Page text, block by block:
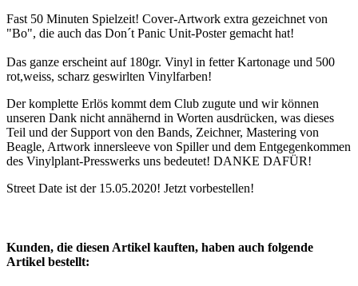
Fast 50 Minuten Spielzeit! Cover-Artwork extra gezeichnet von
"Bo", die auch das Don´t Panic Unit-Poster gemacht hat!
Das ganze erscheint auf 180gr. Vinyl in fetter Kartonage und 500
rot,weiss, scharz geswirlten Vinylfarben!
Der komplette Erlös kommt dem Club zugute und wir können
unseren Dank nicht annähernd in Worten ausdrücken, was dieses
Teil und der Support von den Bands, Zeichner, Mastering von
Beagle, Artwork innersleeve von Spiller und dem Entgegenkommen
des Vinylplant-Presswerks uns bedeutet! DANKE DAFÜR!
Street Date ist der 15.05.2020! Jetzt vorbestellen!
Kunden, die diesen Artikel kauften, haben auch folgende
Artikel bestellt: